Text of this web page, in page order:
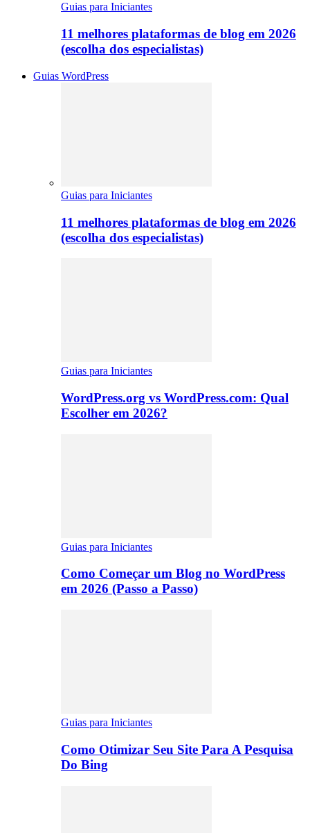
Guias para Iniciantes
11 melhores plataformas de blog em 2026
(escolha dos especialistas)
Guias WordPress
Guias para Iniciantes
11 melhores plataformas de blog em 2026
(escolha dos especialistas)
Guias para Iniciantes
WordPress.org vs WordPress.com: Qual
Escolher em 2026?
Guias para Iniciantes
Como Começar um Blog no WordPress
em 2026 (Passo a Passo)
Guias para Iniciantes
Como Otimizar Seu Site Para A Pesquisa
Do Bing